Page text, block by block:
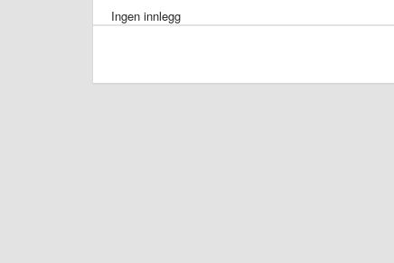
Ingen innlegg